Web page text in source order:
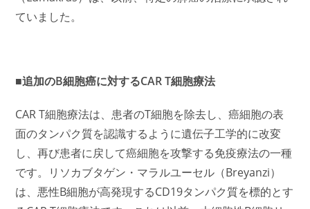
ていました。
■追加のB細胞癌に対するCAR T細胞療法
CAR T細胞療法は、患者のT細胞を除去し、癌細胞の表
面のタンパク質を認識するように遺伝子工学的に改変
し、再び患者に戻して癌細胞を攻撃する免疫療法の一種
です。リソカブタゲン・マラルユーセル（Breyanzi）
は、悪性B細胞が高発現するCD19タンパク質を標的とす